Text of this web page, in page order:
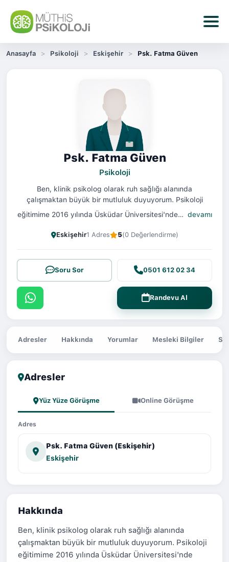
Anasayfa Psikoloji Eskişehir Psk. Fatma Güven
Psk. Fatma Güven
Psikoloji
Ben, klinik psikolog olarak ruh sağlığı alanında
çalışmaktan büyük bir mutluluk duyuyorum. Psikoloji
eğitimime 2016 yılında Üsküdar Üniversitesi'nde… devamı
Eskişehir1 Adres 5(0 Değerlendirme)
Soru Sor 0501 612 02 34
Randevu Al
Adresler Hakkında Yorumlar Mesleki Bilgiler
Adresler
Yüz Yüze Görüşme Online Görüşme
Adres
Psk. Fatma Güven (Eskişehir)
Eskişehir
Hakkında
Ben, klinik psikolog olarak ruh sağlığı alanında
çalışmaktan büyük bir mutluluk duyuyorum. Psikoloji
eğitimime 2016 yılında Üsküdar Üniversitesi'nde